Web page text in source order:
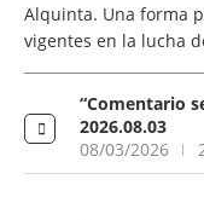
Alquinta. Una forma
vigentes en la lucha
“Comentario
2026.08.03
08/03/2026